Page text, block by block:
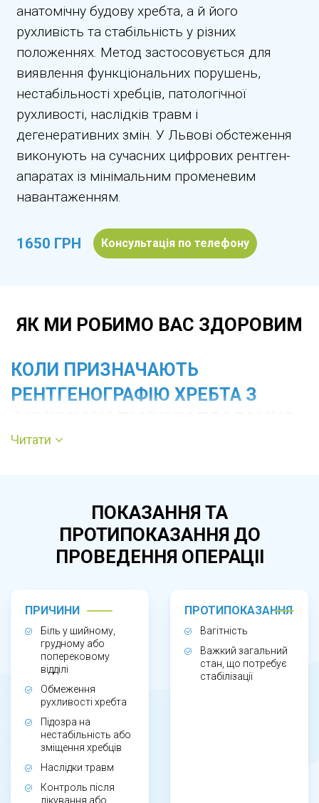
анатомічну будову хребта, а й його
рухливість та стабільність у різних
положеннях. Метод застосовується для
виявлення функціональних порушень,
нестабільності хребців, патологічної
рухливості, наслідків травм і
дегенеративних змін. У Львові обстеження
виконують на сучасних цифрових рентген-
апаратах із мінімальним променевим
навантаженням.
1650 ГРН Консультація по телефону
ЯК МИ РОБИМО ВАС ЗДОРОВИМ
КОЛИ ПРИЗНАЧАЮТЬ
РЕНТГЕНОГРАФІЮ ХРЕБТА З
обмеженні рухів, підозрі на нестабільність
хребта, спондилолістез, міжхребцеві
порушення, а також після травм або
оперативних втручань. Функціональні проби
коли стандартна рентгенографія не дає
повної картини.
ЯК ПРОХОДИТЬ ОБСТЕЖЕННЯ?
Під час дослідження пацієнт виконує знімки
хребта в різних положеннях — зазвичай при
згинанні та розгинанні. Це дозволяє лікарю
Читати
ПОКАЗАННЯ ТА
ПРОТИПОКАЗАННЯ ДО
ПРОВЕДЕННЯ ОПЕРАЦІІ
ПРИЧИНИ
Біль у шийному,
грудному або
поперековому
відділі
Обмеження
рухливості хребта
Підозра на
нестабільність або
зміщення хребців
Наслідки травм
Контроль після
лікування або
ПРОТИПОКАЗАННЯ
Вагітність
Важкий загальний
стан, що потребує
стабілізації